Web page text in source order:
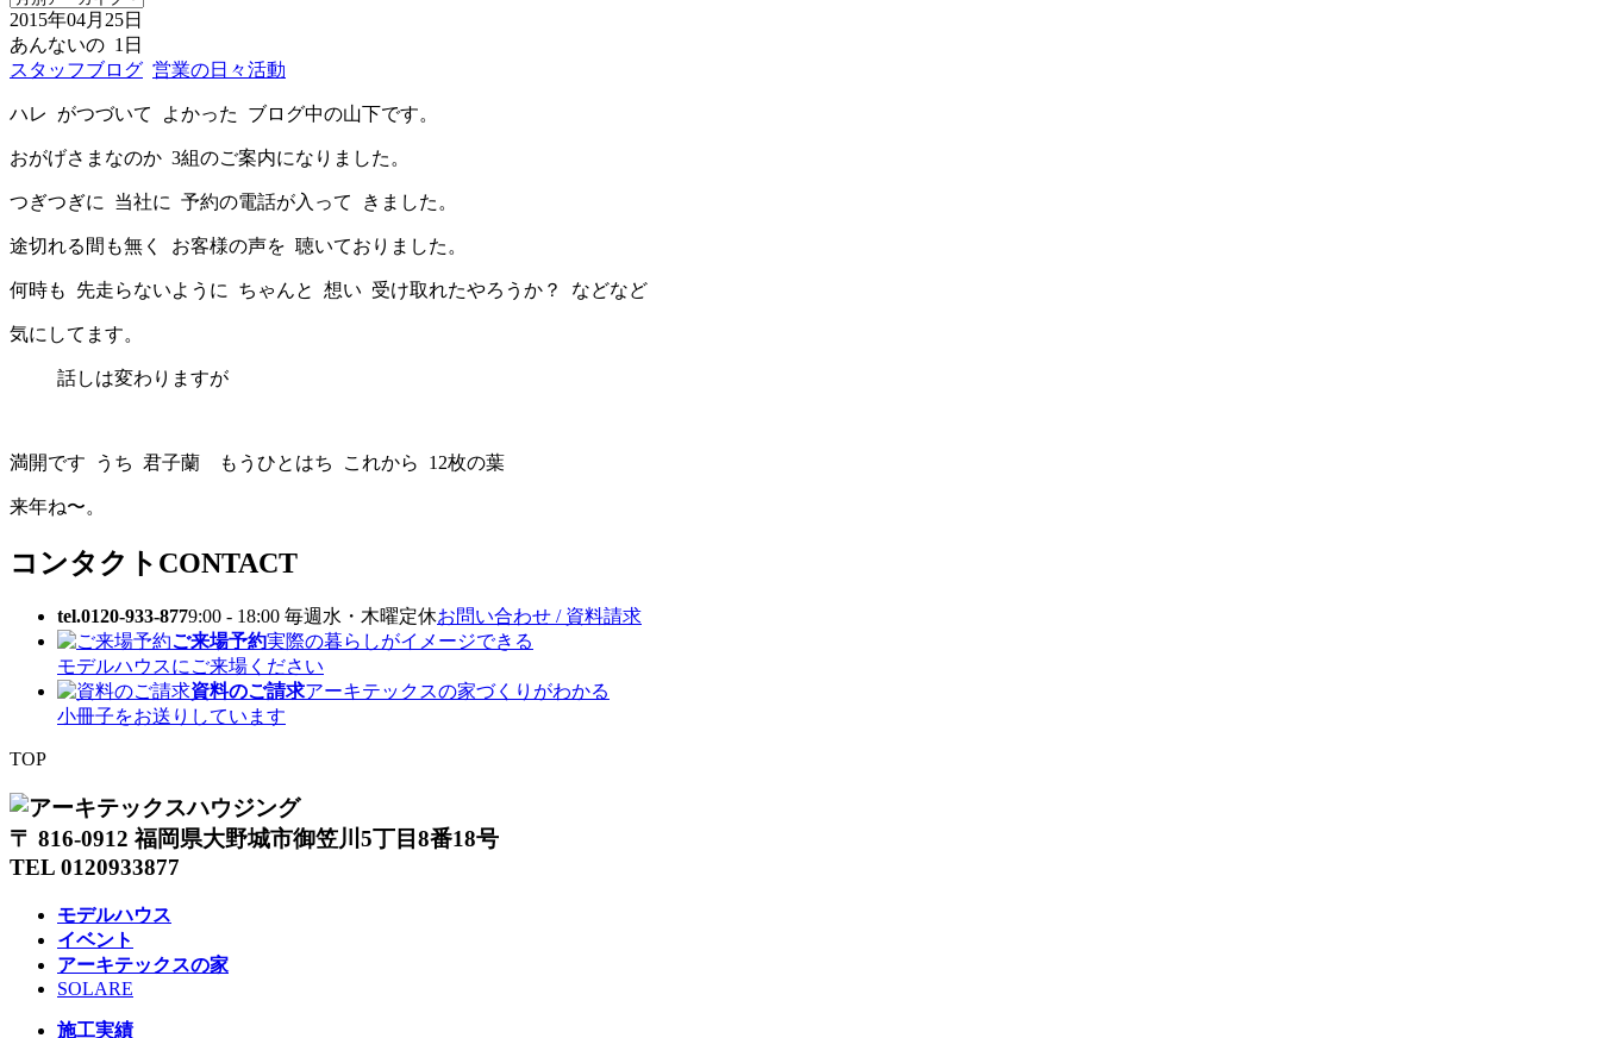
2015年04月25日
あんないの 1日
スタッフブログ 営業の日々活動
ハレ がつづいて よかった ブログ中の山下です。
おがげさまなのか 3組のご案内になりました。
つぎつぎに 当社に 予約の電話が入って きました。
途切れる間も無く お客様の声を 聴いておりました。
何時も 先走らないように ちゃんと 想い 受け取れたやろうか？ などなど
気にしてます。
話しは変わりますが
満開です うち 君子蘭 もうひとはち これから 12枚の葉
来年ね〜。
コンタクト CONTACT
tel.0120-933-8779:00 - 18:00 毎週水・木曜定休お問い合わせ / 資料請求
ご来場予約実際の暮らしがイメージできる
モデルハウスにご来場ください
資料のご請求アーキテックスの家づくりがわかる
小冊子をお送りしています
TOP
〒 816-0912 福岡県大野城市御笠川5丁目8番18号
TEL 0120933877
モデルハウス
イベント
アーキテックスの家
SOLARE
施工実績